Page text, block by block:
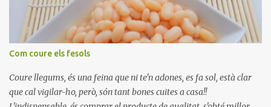
Com coure els fesols
Coure llegums, és una feina que ni te'n adones, es fa sol, està clar
que cal vigilar-ho, però, són tant bones cuites a casa!!